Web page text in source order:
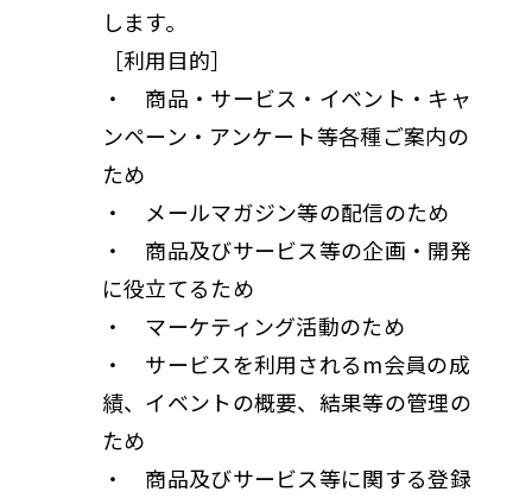
します。
［利用目的］
・ 商品・サービス・イベント・キャ
ンペーン・アンケート等各種ご案内の
ため
・ メールマガジン等の配信のため
・ 商品及びサービス等の企画・開発
に役立てるため
・ マーケティング活動のため
・ サービスを利用されるm会員の成
績、イベントの概要、結果等の管理の
ため
・ 商品及びサービス等に関する登録